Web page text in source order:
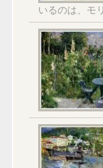
いるのは、モ